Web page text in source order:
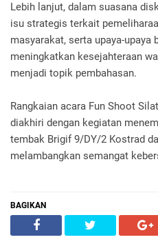
Lebih lanjut, dalam suasana
isu strategis terkait
masyarakat, serta upaya-upaya
meningkatkan kesejahteraan
menjadi topik pembahasan.
Rangkaian acara Fun Shoot
diakhiri dengan kegiatan
tembak Brigif 9/DY/2 Kostrad
melambangkan semangat
BAGIKAN